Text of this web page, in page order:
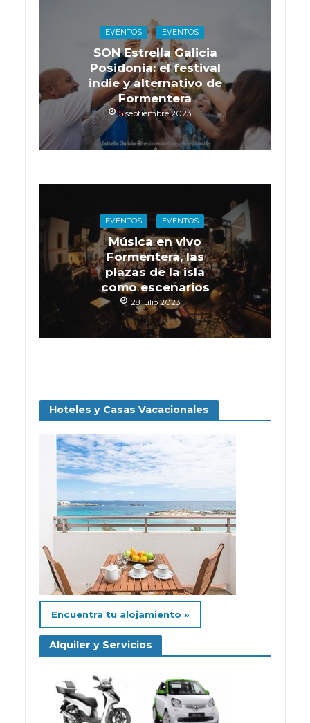
EVENTOS EVENTOS
SON Estrella Galicia
Posidonia: el festival
indie y alternativo de
Formentera
5 septiembre 2023
EVENTOS EVENTOS
Música en vivo
Formentera, las
plazas de la isla
como escenarios
28 julio 2023
Hoteles y Casas Vacacionales
Encuentra tu alojamiento »
Alquiler y Servicios